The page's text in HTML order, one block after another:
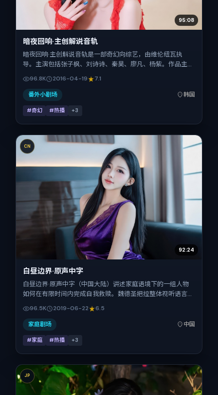
95:08
暗夜回响·主创解说音轨
暗夜回响·主创解说音轨是一部奇幻向综艺，由维伦纽瓦执
导。主演包括张子枫、刘诗诗、秦昊、廖凡、杨紫。作品主要
2016-04-19，正片时长95分钟。
96.8K 2016-04-19 7.1
番外小剧场 韩国
#奇幻 #热播 +3
CN
92:24
白昼边界·原声中字
白昼边界·原声中字（中国大陆）讲述家庭语境下的一组人物
如何在有限时间内完成自我救赎。魏德圣把控整体视听语言，
富。影片定于 2019-06-22 起陆续登陆院线与网络平台，暑
期档公映，片长92分钟。
96.5K 2019-06-22 6.5
家庭剧场 中国
#家庭 #热播 +3
JP